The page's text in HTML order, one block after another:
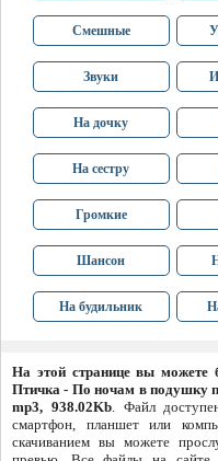
Смешные
Звуки
На дочку
На сестру
Громкие
Шансон
На будильник
На этой странице вы можете
Птичка - По ночам в подушку
mp3, 938.02Kb. Файл
смартфон, планшет или
скачиванием вы можете